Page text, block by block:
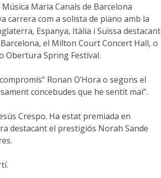
Maria Canals de Barcelona
carrera com a solista de piano amb la
Espanya, Itàlia i Suïssa destacant
el Milton Court Concert Hall, o
Obertura Spring Festival.
Ronan O’Hora o segons el
concebudes que he sentit mai”.
Crespo. Ha estat premiada en
destacant el prestigiós Norah Sande